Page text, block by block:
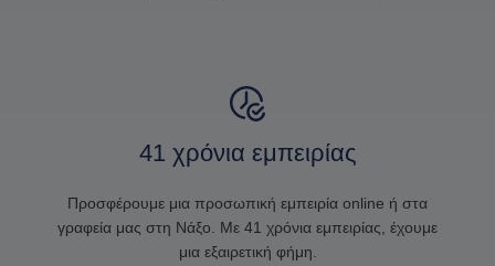
41 χρόνια εμπειρίας
Προσφέρουμε μια προσωπική εμπειρία online ή στα
γραφεία μας στη Νάξο. Με 41 χρόνια εμπειρίας, έχουμε
μια εξαιρετική φήμη.